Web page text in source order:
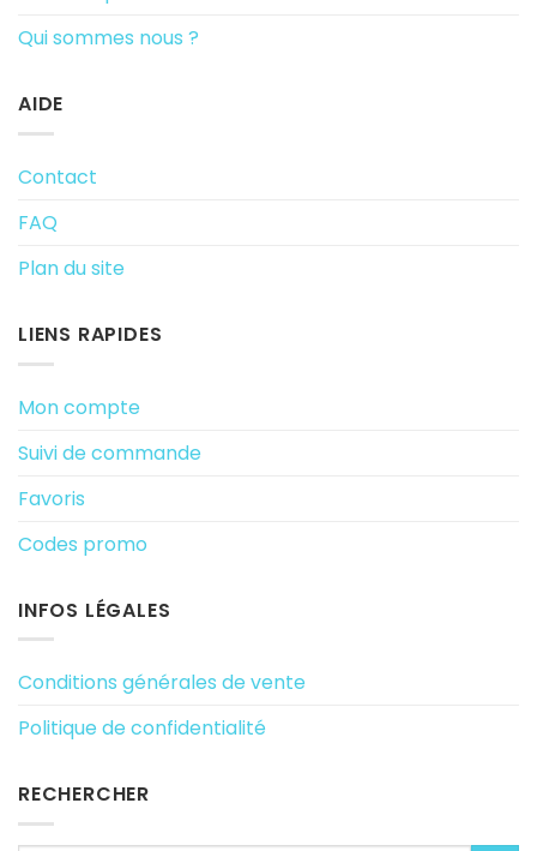
Qui sommes nous ?
AIDE
Contact
FAQ
Plan du site
LIENS RAPIDES
Mon compte
Suivi de commande
Favoris
Codes promo
INFOS LÉGALES
Conditions générales de vente
Politique de confidentialité
RECHERCHER